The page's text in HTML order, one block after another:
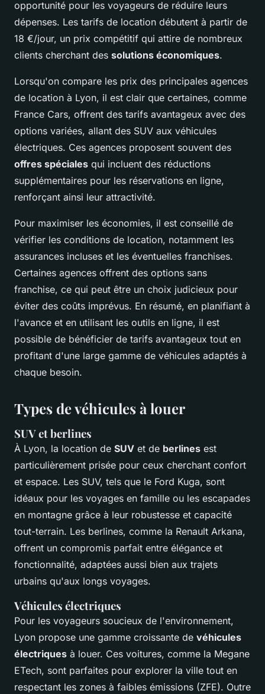
opportunité pour les voyageurs de réduire leurs
dépenses. Les tarifs de location débutent à partir de
18 €/jour, un prix compétitif qui attire de nombreux
clients cherchant des solutions économiques.
Lorsqu'on compare les prix des principales agences
de location à Lyon, il est clair que certaines, comme
France Cars, offrent des tarifs avantageux avec des
options variées, allant des SUV aux véhicules
électriques. Ces agences proposent souvent des
offres spéciales qui incluent des réductions
supplémentaires pour les réservations en ligne,
renforçant ainsi leur attractivité.
Pour maximiser les économies, il est conseillé de
vérifier les conditions de location, notamment les
assurances incluses et les éventuelles franchises.
Certaines agences offrent des options sans
franchise, ce qui peut être un choix judicieux pour
éviter des coûts imprévus. En résumé, en planifiant à
l'avance et en utilisant les outils en ligne, il est
possible de bénéficier de tarifs avantageux tout en
profitant d'une large gamme de véhicules adaptés à
chaque besoin.
Types de véhicules à louer
SUV et berlines
À Lyon, la location de SUV et de berlines est
particulièrement prisée pour ceux cherchant confort
et espace. Les SUV, tels que le Ford Kuga, sont
idéaux pour les voyages en famille ou les escapades
en montagne grâce à leur robustesse et capacité
tout-terrain. Les berlines, comme la Renault Arkana,
offrent un compromis parfait entre élégance et
fonctionnalité, adaptées aussi bien aux trajets
urbains qu'aux longs voyages.
Véhicules électriques
Pour les voyageurs soucieux de l'environnement,
Lyon propose une gamme croissante de véhicules
électriques à louer. Ces voitures, comme la Megane
ETech, sont parfaites pour explorer la ville tout en
respectant les zones à faibles émissions (ZFE). Outre